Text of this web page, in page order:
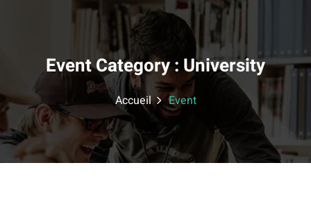
Event Category : University
Accueil Event